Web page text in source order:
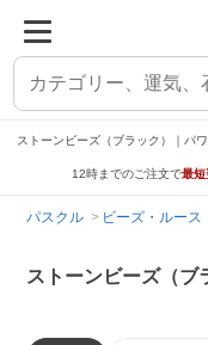
ストーンビーズ（ブラック）｜パ
12時までのご注文で最短
パスクル ビーズ・ルース
ストーンビーズ（ブ